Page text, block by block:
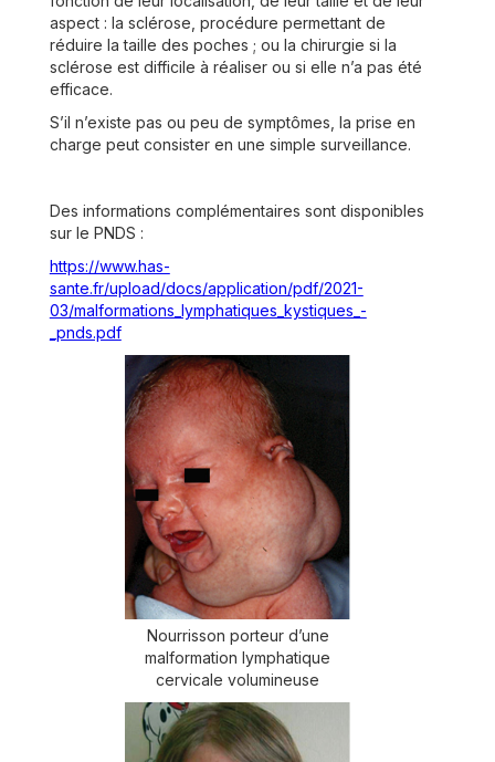
aspect : la sclérose, procédure permettant de
réduire la taille des poches ; ou la chirurgie si la
sclérose est difficile à réaliser ou si elle n’a pas été
efficace.
S’il n’existe pas ou peu de symptômes, la prise en
charge peut consister en une simple surveillance.
Des informations complémentaires sont disponibles
sur le PNDS :
https://www.has-
sante.fr/upload/docs/application/pdf/2021-
03/malformations_lymphatiques_kystiques_-
_pnds.pdf
Nourrisson porteur d’une
malformation lymphatique
cervicale volumineuse